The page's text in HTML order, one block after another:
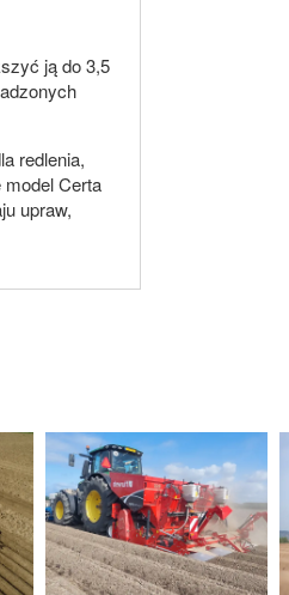
ją do 3,5
redlenia,
Certa
upraw,